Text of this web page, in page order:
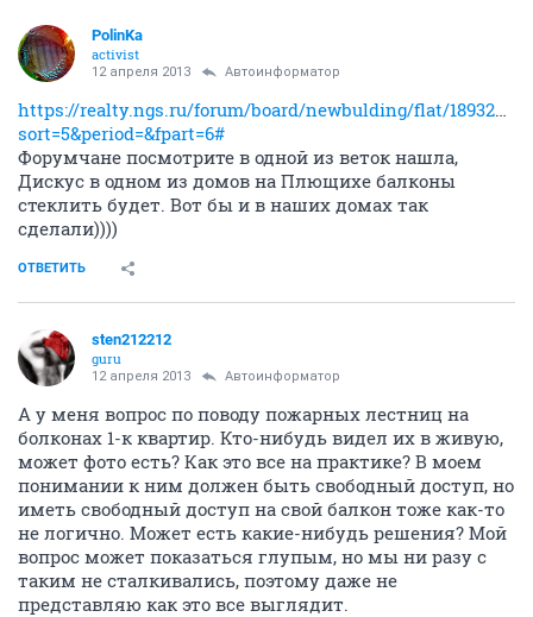
PolinKa
activist
12 апреля 2013 Автоинформатор
https://realty.ngs.ru/forum/board/newbulding/flat/
sort=5&period=&fpart=6#
Форумчане посмотрите в одной из веток нашла,
Дискус в одном из домов на Плющихе балконы
стеклить будет. Вот бы и в наших домах так
сделали))))
ОТВЕТИТЬ
sten212212
guru
12 апреля 2013 Автоинформатор
А у меня вопрос по поводу пожарных лестниц на
болконах 1-к квартир. Кто-нибудь видел их в живую,
может фото есть? Как это все на практике? В моем
понимании к ним должен быть свободный доступ, но
иметь свободный доступ на свой балкон тоже как-то
не логично. Может есть какие-нибудь решения? Мой
вопрос может показаться глупым, но мы ни разу с
таким не сталкивались, поэтому даже не
представляю как это все выглядит.